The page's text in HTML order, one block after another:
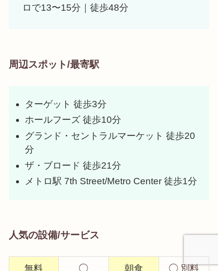
ロで13〜15分｜徒歩48分
周辺スポット/最寄駅
ターゲット 徒歩3分
ホールフーズ 徒歩10分
グランド・セントラルマーケット 徒歩20
分
ザ・ブロード 徒歩21分
メトロ駅 7th Street/Metro Center 徒歩1分
人気の設備/サービス
無料 ◯ 朝食 ◯ 別料